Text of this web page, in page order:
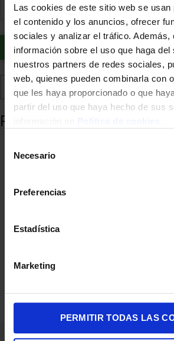
Las cookies de este sitio web se usan
el contenido y los anuncios, ofrecer
sociales y analizar el tráfico. Además,
información sobre el uso que haga del
nuestros partners de redes sociales,
web, quienes pueden combinarla con
que les haya proporcionado o que
partir del uso que haya hecho de sus
Necesario
Preferencias
Estadística
Marketing
PERMITIR TODAS LAS
Añadir al
Añadir a favoritos
Productos relacionados
GRILL BRA A122329 DAILY
27,90€